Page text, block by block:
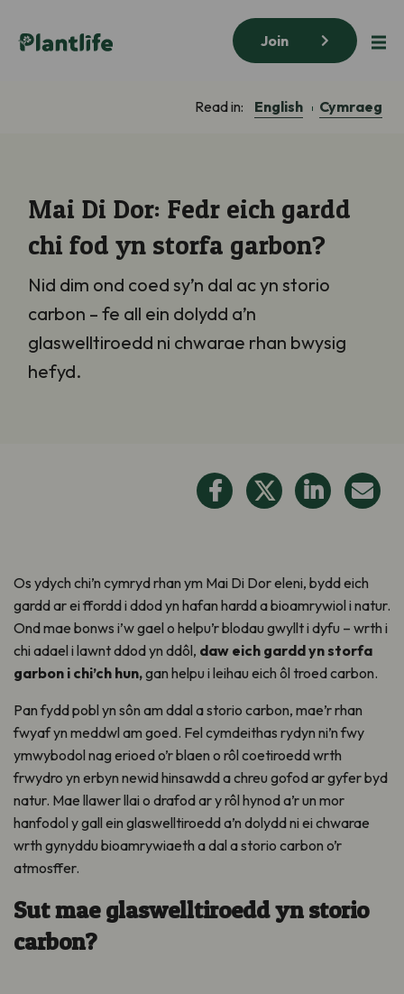
Join
Read in: English Cymraeg
Mai Di Dor: Fedr eich gardd
chi fod yn storfa garbon?
Nid dim ond coed sy’n dal ac yn storio
carbon – fe all ein dolydd a’n
glaswelltiroedd ni chwarae rhan bwysig
hefyd.
Os ydych chi’n cymryd rhan ym Mai Di Dor eleni, bydd eich
gardd ar ei ffordd i ddod yn hafan hardd a bioamrywiol i natur.
Ond mae bonws i’w gael o helpu’r blodau gwyllt i dyfu – wrth i
chi adael i lawnt ddod yn ddôl, daw eich gardd yn storfa
garbon i chi’ch hun,gan helpu i leihau eich ôl troed carbon.
Pan fydd pobl yn sôn am ddal a storio carbon, mae’r rhan
fwyaf yn meddwl am goed. Fel cymdeithas rydyn ni’n fwy
ymwybodol nag erioed o’r blaen o rôl coetiroedd wrth
frwydro yn erbyn newid hinsawdd a chreu gofod ar gyfer byd
natur. Mae llawer llai o drafod ar y rôl hynod a’r un mor
hanfodol y gall ein glaswelltiroedd a’n dolydd ni ei chwarae
wrth gynyddu bioamrywiaeth a dal a storio carbon o’r
atmosffer.
Sut mae glaswelltiroedd yn storio
carbon?